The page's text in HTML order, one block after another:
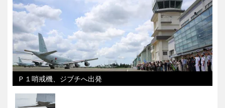
Ｐ１哨戒機、ジブチへ出発